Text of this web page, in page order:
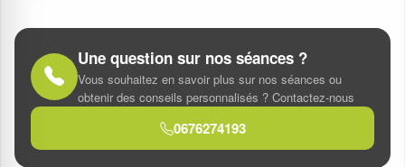
Une question sur nos séances ?
Vous souhaitez en savoir plus sur nos séances ou
obtenir des conseils personnalisés ? Contactez-nous
0676274193